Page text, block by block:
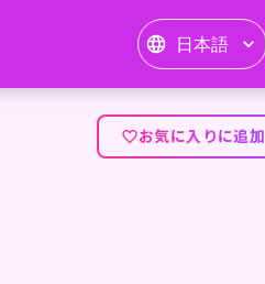
日本語
お気に入りに追加